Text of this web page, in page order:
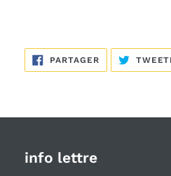
PARTAGERPARTAGER
FACEBOOK
info lettre